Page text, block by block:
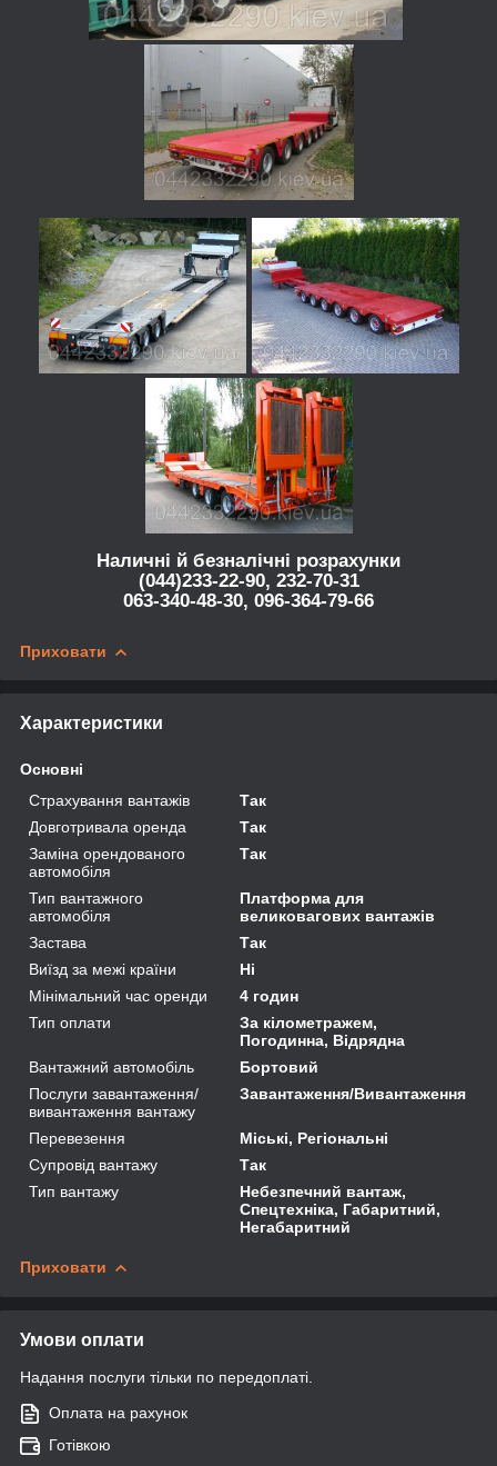
Наличні й безналічні розрахунки
(044)233-22-90, 232-70-31
063-340-48-30, 096-364-79-66
Приховати
Характеристики
Основні
Страхування вантажів
Так
Довготривала оренда
Так
Заміна орендованого
автомобіля
Так
Тип вантажного
автомобіля
Платформа для
великовагових вантажів
Застава
Так
Виїзд за межі країни
Ні
Мінімальний час оренди
4 годин
Тип оплати
За кілометражем,
Погодинна, Відрядна
Вантажний автомобіль
Бортовий
Послуги завантаження/
вивантаження вантажу
Завантаження/Вивантаження
Перевезення
Міські, Регіональні
Супровід вантажу
Так
Тип вантажу
Небезпечний вантаж,
Спецтехніка, Габаритний,
Негабаритний
Приховати
Умови оплати
Надання послуги тільки по передоплаті.
Оплата на рахунок
Готівкою